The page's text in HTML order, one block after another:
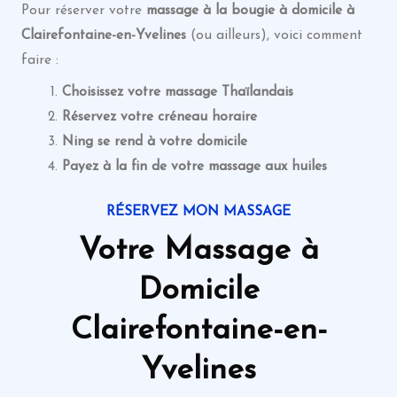
Pour réserver votre massage à la bougie à domicile à
Clairefontaine-en-Yvelines (ou ailleurs), voici comment
faire :
Choisissez votre massage Thaïlandais
Réservez votre créneau horaire
Ning se rend à votre domicile
Payez à la fin de votre massageaux huiles
RÉSERVEZ MON MASSAGE
Votre Massage à
Domicile
Clairefontaine-en-
Yvelines